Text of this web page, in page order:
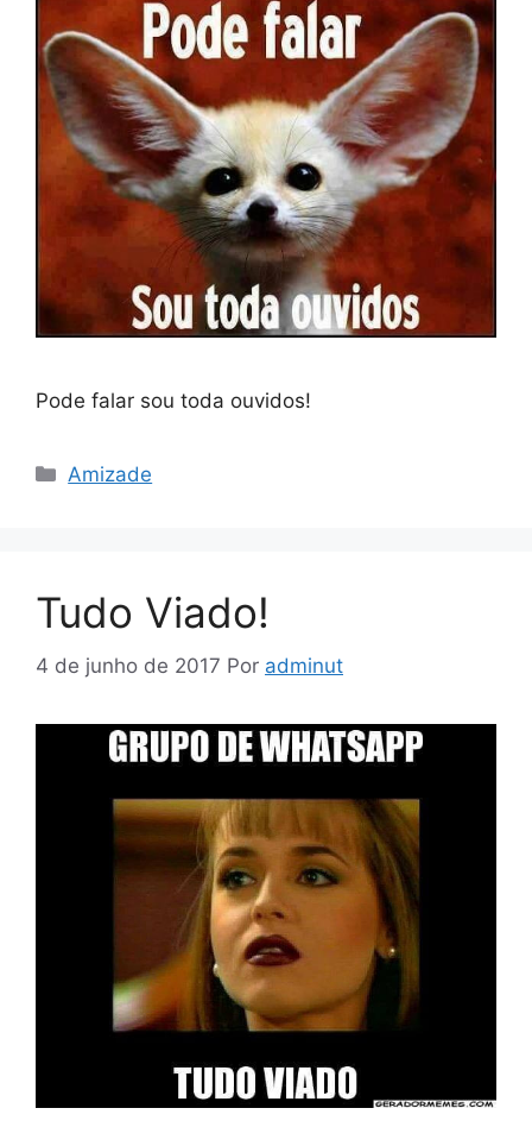
Pode falar sou toda ouvidos!
Categorias
Amizade
Tudo Viado!
4 de junho de 2017 Por adminut